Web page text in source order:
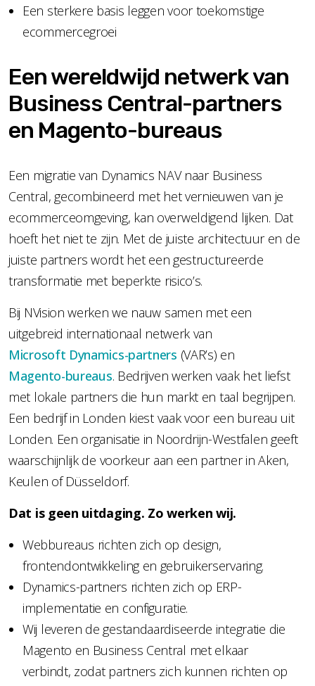
Een sterkere basis leggen voor toekomstige
ecommercegroei
Een wereldwijd netwerk van
Business Central-partners
en Magento-bureaus
Een migratie van Dynamics NAV naar Business
Central, gecombineerd met het vernieuwen van je
ecommerceomgeving, kan overweldigend lijken. Dat
hoeft het niet te zijn. Met de juiste architectuur en de
juiste partners wordt het een gestructureerde
transformatie met beperkte risico’s.
Bij NVision werken we nauw samen met een
uitgebreid internationaal netwerk van
Microsoft Dynamics-partners (VAR’s) en
Magento-bureaus. Bedrijven werken vaak het liefst
met lokale partners die hun markt en taal begrijpen.
Een bedrijf in Londen kiest vaak voor een bureau uit
Londen. Een organisatie in Noordrijn-Westfalen geeft
waarschijnlijk de voorkeur aan een partner in Aken,
Keulen of Düsseldorf.
Dat is geen uitdaging. Zo werken wij.
Webbureaus richten zich op design,
frontendontwikkeling en gebruikerservaring.
Dynamics-partners richten zich op ERP-
implementatie en configuratie.
Wij leveren de gestandaardiseerde integratie die
Magento en Business Central met elkaar
verbindt, zodat partners zich kunnen richten op